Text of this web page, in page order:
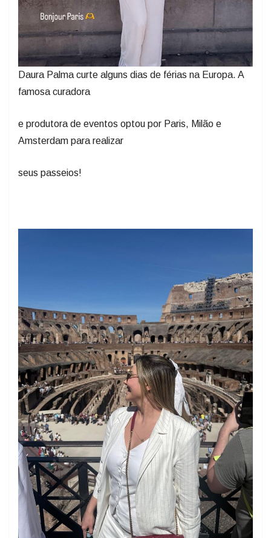
Daura Palma curte alguns dias de férias na Europa. A
famosa curadora
e produtora de eventos optou por Paris, Milão e
Amsterdam para realizar
seus passeios!